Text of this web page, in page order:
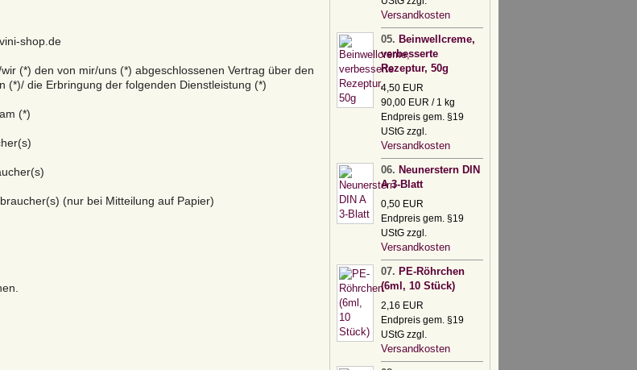
shop.de
(*) den von mir/uns (*) abgeschlossenen Vertrag über den
(*)/ die Erbringung der folgenden Dienstleistung (*)
(*)
(nur bei Mitteilung auf Papier)
Versandkosten
05. Beinwellcreme,
verbesserte
Rezeptur, 50g
4,50 EUR
90,00 EUR / 1 kg
Endpreis gem. §19
UStG zzgl.
Versandkosten
06. Neunerstern DIN
A 3-Blatt
0,50 EUR
Endpreis gem. §19
UStG zzgl.
Versandkosten
07. PE-Röhrchen
(6ml, 10 Stück)
2,16 EUR
Endpreis gem. §19
UStG zzgl.
Versandkosten